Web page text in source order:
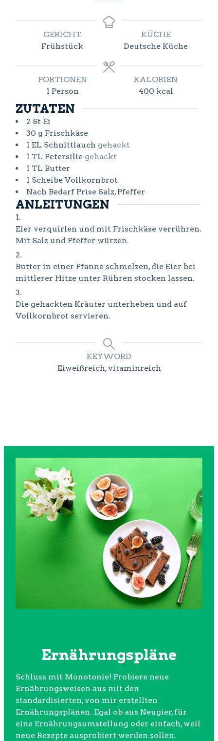
GERICHT
Frühstück
KÜCHE
Deutsche Küche
PORTIONEN
1 Person
KALORIEN
400 kcal
ZUTATEN
2 St Ei
30 g Frischkäse
1 EL Schnittlauch gehackt
1 TL Petersilie gehackt
1 TL Butter
1 Scheibe Vollkornbrot
Nach Bedarf Prise Salz, Pfeffer
ANLEITUNGEN
Eier verquirlen und mit Frischkäse verrühren.
Mit Salz und Pfeffer würzen.
Butter in einer Pfanne schmelzen, die Eier bei
mittlerer Hitze unter Rühren stocken lassen.
Die gehackten Kräuter unterheben und auf
Vollkornbrot servieren.
KEYWORD
Eiweißreich, vitaminreich
Ernährungspläne
Schluss mit Monotonie! Probiere neue
Ernährungsweisen aus mit den
standardisierten, von mir erstellten
Ernährungsplänen. Egal ob aus Neugier, für
eine Ernährungsumstellung oder einfach, weil
neue Rezepte ausprobiert werden sollen.